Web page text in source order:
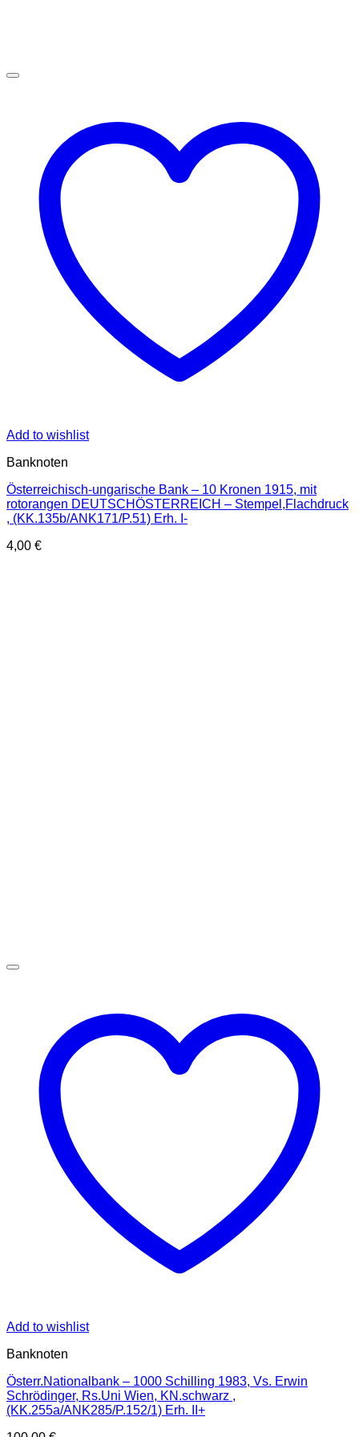
Add to wishlist
Banknoten
Österreichisch-ungarische Bank – 10 Kronen 1915, mit
rotorangen DEUTSCHÖSTERREICH – Stempel,Flachdruck
, (KK.135b/ANK171/P.51) Erh. I-
4,00 €
Add to wishlist
Banknoten
Österr.Nationalbank – 1000 Schilling 1983, Vs. Erwin
Schrödinger, Rs.Uni Wien, KN.schwarz ,
(KK.255a/ANK285/P.152/1) Erh. II+